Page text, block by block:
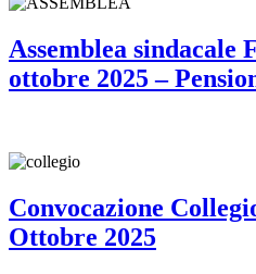
Assemblea sindacale
ottobre 2025 –
Convocazione
Ottobre 2025